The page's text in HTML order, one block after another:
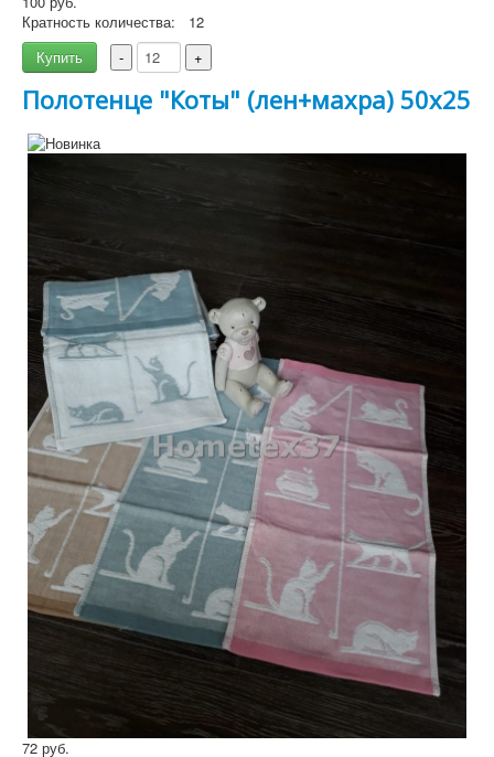
Кратность количества:
12
Купить
- +
Полотенце "Коты" (лен+махра) 50x25
72 руб.